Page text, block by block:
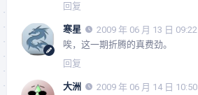
回复
寒星
2009 年 06 月 13 日 09:22
唉，这一期折腾的真费劲。
回复
大洲
2009 年 06 月 14 日 10:50